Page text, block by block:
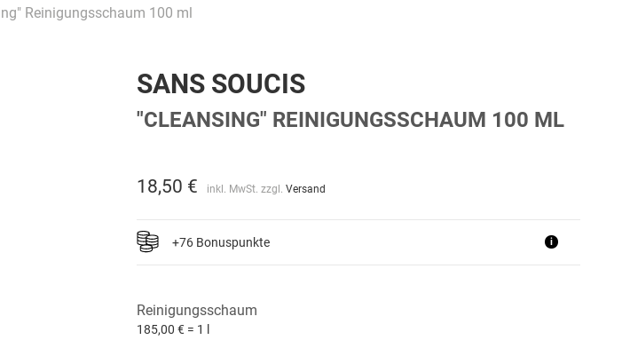
Reinigungsschaum 100 ml
SANS SOUCIS
"CLEANSING" REINIGUNGSSCHAUM 100 ML
18,50 € inkl. MwSt. zzgl.Versand
+76 Bonuspunkte i
Reinigungsschaum
185,00 € = 1 l